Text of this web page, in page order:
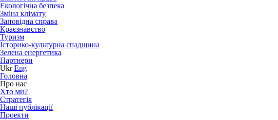
Екологічна безпека
Зміна клімату
Заповідна справа
Краєзнавство
Туризм
Історико-культурна спадщина
Зелена енергетика
Партнери
Ukr Eng
Головна
Про нас
Хто ми?
Стратегія
Наші публікації
Проекти